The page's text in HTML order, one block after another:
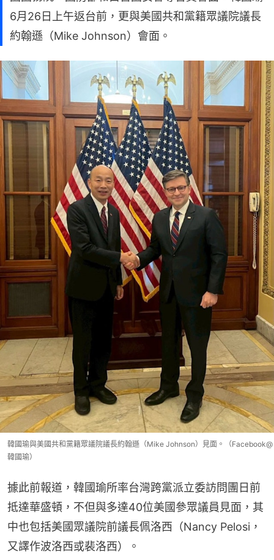
6月26日上午返台前，更與美國共和黨籍眾議院議長
約翰遜（Mike Johnson）會面。
韓國瑜與美國共和黨籍眾議院議長約翰遜（Mike Johnson）見面。（Facebook@
韓國瑜）
據此前報道，韓國瑜所率台灣跨黨派立委訪問團日前
抵達華盛頓，不但與多達40位美國參眾議員見面，其
中也包括美國眾議院前議長佩洛西（Nancy Pelosi，
又譯作波洛西或裴洛西）。